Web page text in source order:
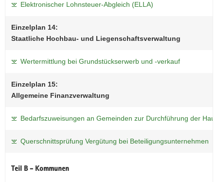
Elektronischer Lohnsteuer-Abgleich (ELLA)
Einzelplan 14:
Staatliche Hochbau- und Liegenschaftsverwaltung
Wertermittlung bei Grundstückserwerb und -verkauf
Einzelplan 15:
Allgemeine Finanzverwaltung
Bedarfszuweisungen an Gemeinden zur Durchführung der
Querschnittsprüfung Vergütung bei Beteiligungsunternehmen
Teil B - Kommunen